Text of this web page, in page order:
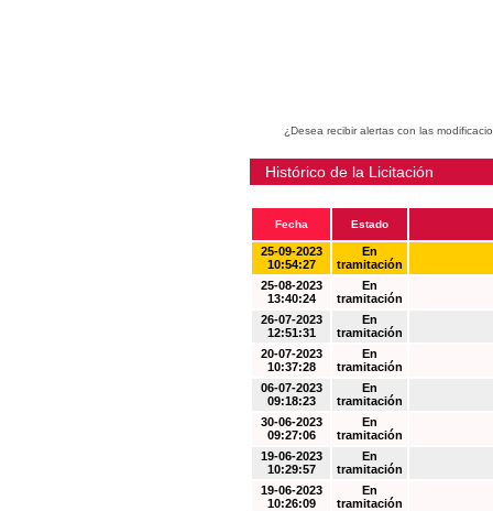
¿Desea recibir alertas con las
Histórico de la Licitación
Fecha Estado
25-09-2023
10:54:27
En
tramitación
25-08-2023
13:40:24
En
tramitación
26-07-2023
12:51:31
En
tramitación
20-07-2023
10:37:28
En
tramitación
06-07-2023
09:18:23
En
tramitación
30-06-2023
09:27:06
En
tramitación
19-06-2023
10:29:57
En
tramitación
19-06-2023
10:26:09
En
tramitación